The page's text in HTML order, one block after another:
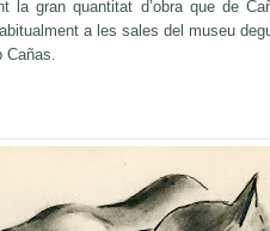
la gran quantitat d’obra que de
a les sales del museu